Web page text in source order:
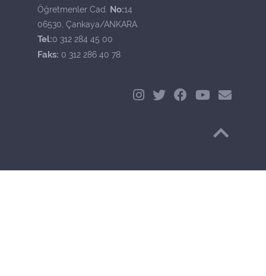
Öğretmenler Cad. No:14
06530, Çankaya/ANKARA
Tel:0 312 284 45 00
Faks: 0 312 286 40 78